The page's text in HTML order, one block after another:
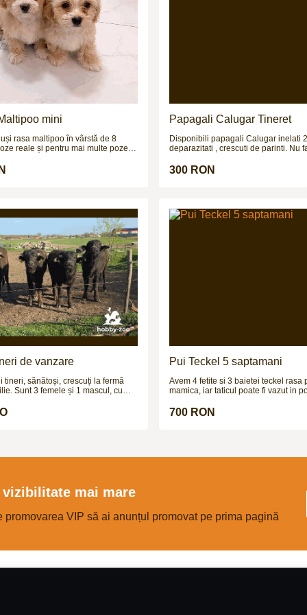
mini
rasa maltipoo în vârstă de 8
reale și pentru mai multe poze și
Papagali Calugar Tineret
Disponibili papagali Calugar inelati
deparazitati , crescuti de parinti. Nu
300 RON
de vanzare
tineri, sănătoși, crescuți la fermă
Sunt 3 femele și 1 mascul, cu
(necântăriți). Animale bine
natural, obișnuite afară, fără
vând împreună sau separat. Mai
Pui Teckel 5 saptamani
Avem 4 fetite si 3 baietei teckel rasa pura.
mamica, iar taticul poate fi vazut in
urmeaza sa fie vaccinati in cateva zile.
700 RON
mai mare
promovarea VIP să ai anunțul promovat pe prima pagină